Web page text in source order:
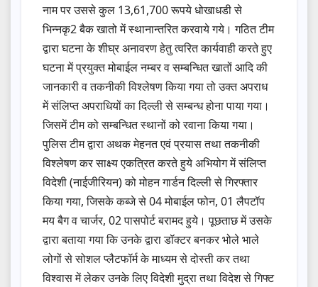
नाम पर उससे कुल 13,61,700 रूपये धोखाधडी से
भिन्नकृ2 बैक खातो में स्थानान्तरित करवाये गये। गठित टीम
द्वारा घटना के शीघ्र अनावरण हेतु त्वरित कार्यवाही करते हुए
घटना में प्रयुक्त मोबाईल नम्बर व सम्बन्धित खातों आदि की
जानकारी व तकनीकी विश्लेषण किया गया तो उक्त अपराध
में संलिप्त अपराधियों का दिल्ली से सम्बन्ध होना पाया गया।
जिसमें टीम को सम्बन्धित स्थानों को रवाना किया गया।
पुलिस टीम द्वारा अथक मेहनत एवं प्रयास तथा तकनीकी
विश्लेषण कर साक्ष्य एकत्रित करते हुये अभियोग में संलिप्त
विदेशी (नाईजीरियन) को मोहन गार्डन दिल्ली से गिरफ्तार
किया गया, जिसके कब्जे से 04 मोबाईल फोन, 01 लैपटॉप
मय बैग व चार्जर, 02 पासपोर्ट बरामद हुये। पूछताछ में उसके
द्वारा बताया गया कि उनके द्वारा डॉक्टर बनकर भोले भाले
लोगों से सोशल प्लैटफॉर्म के माध्यम से दोस्ती कर तथा
विश्वास में लेकर उनके लिए विदेशी मुद्रा तथा विदेश से गिफ्ट